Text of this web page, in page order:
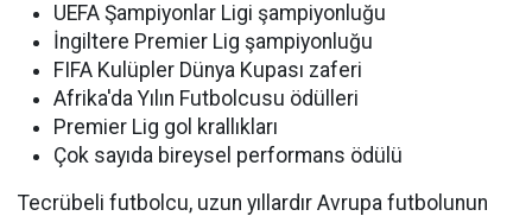
UEFA Şampiyonlar Ligi şampiyonluğu
İngiltere Premier Lig şampiyonluğu
FIFA Kulüpler Dünya Kupası zaferi
Afrika'da Yılın Futbolcusu ödülleri
Premier Lig gol krallıkları
Çok sayıda bireysel performans ödülü
Tecrübeli futbolcu, uzun yıllardır Avrupa futbolunun